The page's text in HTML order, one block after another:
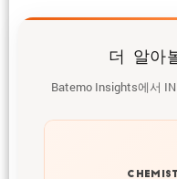
더 알아
Batemo Insights에서
Get to know active